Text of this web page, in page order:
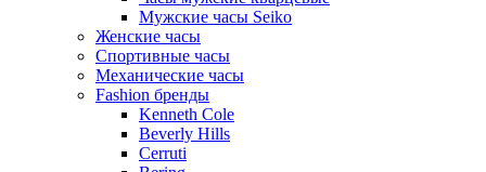
Мужские часы Seiko
Женские часы
Спортивные часы
Механические часы
Fashion бренды
Kenneth Cole
Beverly Hills
Cerruti